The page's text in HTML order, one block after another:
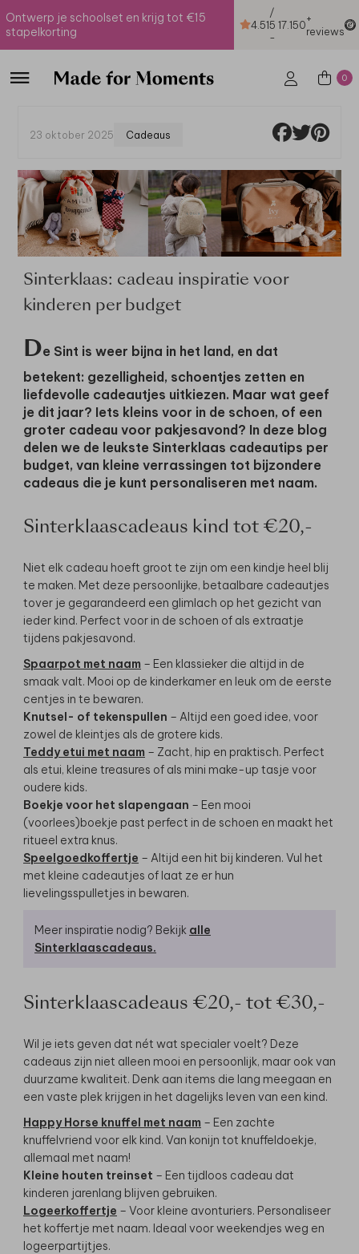
Ontwerp je schoolset en krijg tot €15
stapelkorting
4.51
/
5
-
17.150+
reviews
0
23 oktober 2025 Cadeaus
Sinterklaas: cadeau inspiratie voor
kinderen per budget
De Sint is weer bijna in het land, en dat
betekent: gezelligheid, schoentjes zetten en
liefdevolle cadeautjes uitkiezen. Maar wat geef
je dit jaar? Iets kleins voor in de schoen, of een
groter cadeau voor pakjesavond? In deze blog
delen we de leukste Sinterklaas cadeautips per
budget, van kleine verrassingen tot bijzondere
cadeaus die je kunt personaliseren met naam.
Sinterklaascadeaus kind tot €20,-
Niet elk cadeau hoeft groot te zijn om een kindje heel blij
te maken. Met deze persoonlijke, betaalbare cadeautjes
tover je gegarandeerd een glimlach op het gezicht van
ieder kind. Perfect voor in de schoen of als extraatje
tijdens pakjesavond.
Spaarpot met naam – Een klassieker die altijd in de
smaak valt. Mooi op de kinderkamer en leuk om de eerste
centjes in te bewaren.
Knutsel- of tekenspullen – Altijd een goed idee, voor
zowel de kleintjes als de grotere kids.
Teddy etui met naam – Zacht, hip en praktisch. Perfect
als etui, kleine treasures of als mini make-up tasje voor
oudere kids.
Boekje voor het slapengaan – Een mooi
(voorlees)boekje past perfect in de schoen en maakt het
ritueel extra knus.
Speelgoedkoffertje – Altijd een hit bij kinderen. Vul het
met kleine cadeautjes of laat ze er hun
lievelingsspulletjes in bewaren.
Meer inspiratie nodig? Bekijk alle
Sinterklaascadeaus.
Sinterklaascadeaus €20,- tot €30,-
Wil je iets geven dat nét wat specialer voelt? Deze
cadeaus zijn niet alleen mooi en persoonlijk, maar ook van
duurzame kwaliteit. Denk aan items die lang meegaan en
een vaste plek krijgen in het dagelijks leven van een kind.
Happy Horse knuffel met naam – Een zachte
knuffelvriend voor elk kind. Van konijn tot knuffeldoekje,
allemaal met naam!
Kleine houten treinset – Een tijdloos cadeau dat
kinderen jarenlang blijven gebruiken.
Logeerkoffertje – Voor kleine avonturiers. Personaliseer
het koffertje met naam. Ideaal voor weekendjes weg en
logeerpartijtjes.